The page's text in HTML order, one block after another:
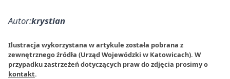
Autor:krystian
Ilustracja wykorzystana w artykule została pobrana z
zewnętrznego źródła (Urząd Wojewódzki w Katowicach). W
przypadku zastrzeżeń dotyczących praw do zdjęcia prosimy o
kontakt.